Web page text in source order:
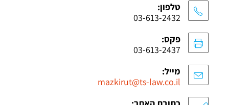
טלפון:
03-613-2432
פקס:
03-613-2437
מייל:
mazkirut@ts-law.co.il